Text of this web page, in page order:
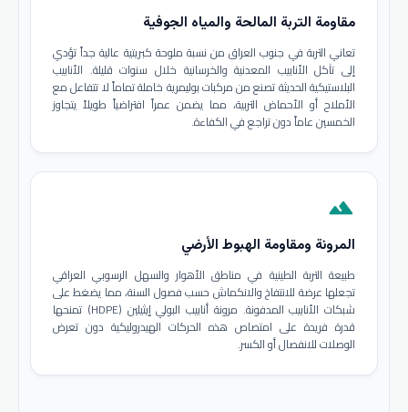
مقاومة التربة المالحة والمياه الجوفية
تعاني التربة في جنوب العراق من نسبة ملوحة كبريتية عالية جداً تؤدي
إلى تآكل الأنابيب المعدنية والخرسانية خلال سنوات قليلة. الأنابيب
البلاستيكية الحديثة تصنع من مركبات بوليمرية خاملة تماماً لا تتفاعل مع
الأملاح أو الأحماض التربية، مما يضمن عمراً افتراضياً طويلاً يتجاوز
الخمسين عاماً دون تراجع في الكفاءة.
terrain
المرونة ومقاومة الهبوط الأرضي
طبيعة التربة الطينية في مناطق الأهوار والسهل الرسوبي العراقي
تجعلها عرضة للانتفاخ والانكماش حسب فصول السنة، مما يضغط على
شبكات الأنابيب المدفونة. مرونة أنابيب البولي إيثيلين (HDPE) تمنحها
قدرة فريدة على امتصاص هذه الحركات الهيدروليكية دون تعرض
الوصلات للانفصال أو الكسر.